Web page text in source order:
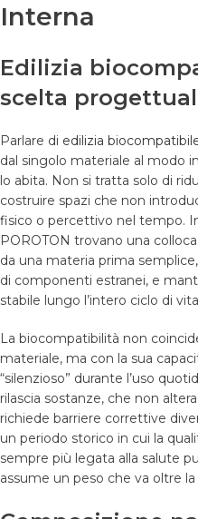
Interna
Edilizia
scelta
Parlare di edilizia
dal singolo materiale al modo
lo abita. Non si tratta solo di
costruire spazi che non
fisico o percettivo nel tempo.
POROTON trovano una
da una materia prima
di componenti estranei, e
stabile lungo l’intero ciclo di
La biocompatibilità non
materiale, ma con la sua
“silenzioso” durante l’uso
rilascia sostanze, che non
richiede barriere correttive
un periodo storico in cui la
sempre più legata alla salute
assume un peso che va oltre